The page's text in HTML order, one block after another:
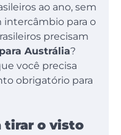
ao ano, sem
intercâmbio para o
precisam
Austrália?
você precisa
obrigatório para
tirar o visto